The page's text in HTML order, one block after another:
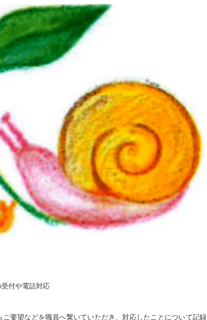
付や電話対応
ご要望などを職員へ繋いていただき、対応したことについて記録